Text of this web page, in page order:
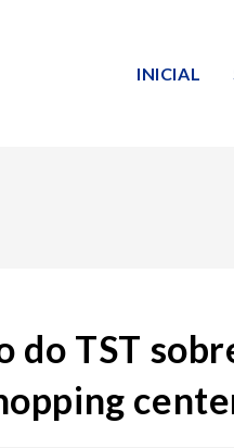
INICIAL
do TST